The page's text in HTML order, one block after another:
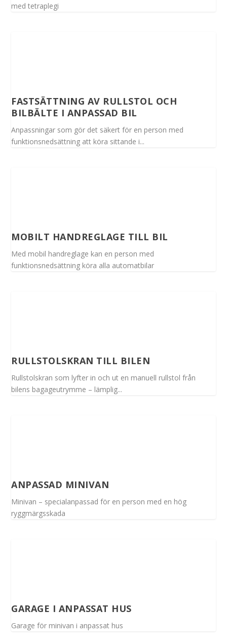
med tetraplegi
FASTSÄTTNING AV RULLSTOL OCH
BILBÄLTE I ANPASSAD BIL
Anpassningar som gör det säkert för en person med
funktionsnedsättning att köra sittande i...
MOBILT HANDREGLAGE TILL BIL
Med mobil handreglage kan en person med
funktionsnedsättning köra alla automatbilar
RULLSTOLSKRAN TILL BILEN
Rullstolskran som lyfter in och ut en manuell rullstol från
bilens bagageutrymme – lämplig...
ANPASSAD MINIVAN
Minivan – specialanpassad för en person med en hög
ryggmärgsskada
GARAGE I ANPASSAT HUS
Garage för minivan i anpassat hus